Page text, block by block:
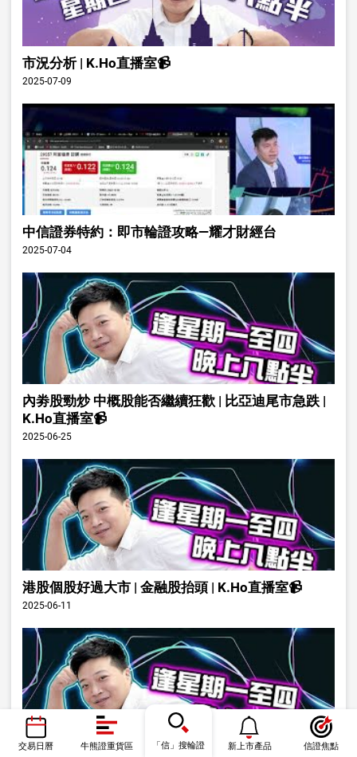
市況分析 | K.Ho直播室📹
2025-07-09
中信證券特約：即市輪證攻略—耀才財經台
2025-07-04
內劵股勁炒 中概股能否繼續狂歡 | 比亞迪尾市急跌 |
K.Ho直播室📹
2025-06-25
港股個股好過大市 | 金融股抬頭 | K.Ho直播室📹
2025-06-11
交易日曆 牛熊證重貨區 「信」搜輪證 新上市產品 信證焦點